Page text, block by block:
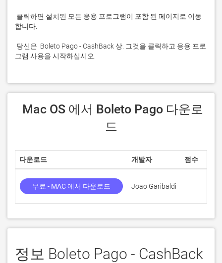
그램 사용을 시작하십시오.
드
다운로드 개발자 점수
무료 - MAC 에서 다운로드 Joao Garibaldi
정보 Boleto Pago - CashBack